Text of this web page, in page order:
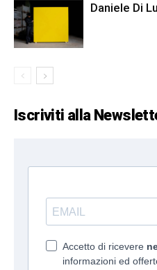
Daniele Di
Iscriviti alla